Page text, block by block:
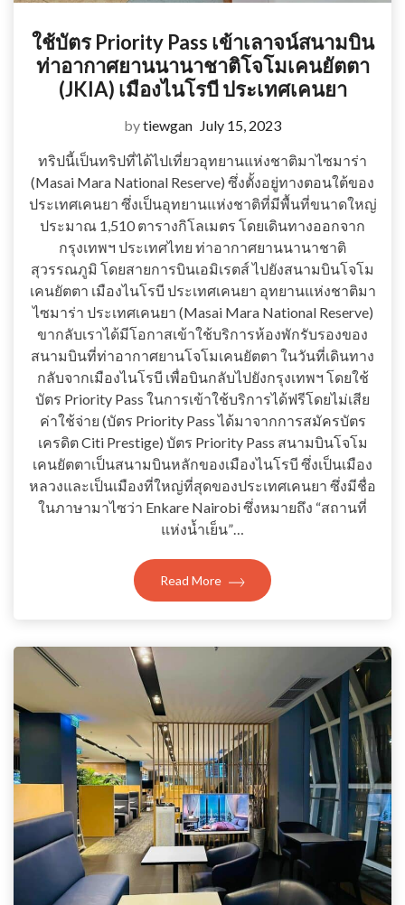
ใช้บัตร Priority Pass เข้าเลาจน์สนามบิน
ท่าอากาศยานนานาชาติโจโมเคนยัตตา
(JKIA) เมืองไนโรบี ประเทศเคนยา
bytiewgan July 15, 2023
ทริปนี้เป็นทริปที่ได้ไปเที่ยวอุทยานแห่งชาติมาไซมาร่า
(Masai Mara National Reserve) ซึ่งตั้งอยู่ทางตอนใต้ของ
ประเทศเคนยา ซึ่งเป็นอุทยานแห่งชาติที่มีพื้นที่ขนาดใหญ่
ประมาณ 1,510 ตารางกิโลเมตร โดยเดินทางออกจาก
กรุงเทพฯ ประเทศไทย ท่าอากาศยานนานาชาติ
สุวรรณภูมิ โดยสายการบินเอมิเรตส์ ไปยังสนามบินโจโม
เคนยัตตา เมืองไนโรบี ประเทศเคนยา อุทยานแห่งชาติมา
ไซมาร่า ประเทศเคนยา (Masai Mara National Reserve)
ขากลับเราได้มีโอกาสเข้าใช้บริการห้องพักรับรองของ
สนามบินที่ท่าอากาศยานโจโมเคนยัตตา ในวันที่เดินทาง
กลับจากเมืองไนโรบี เพื่อบินกลับไปยังกรุงเทพฯ โดยใช้
บัตร Priority Pass ในการเข้าใช้บริการได้ฟรีโดยไม่เสีย
ค่าใช้จ่าย (บัตร Priority Pass ได้มาจากการสมัครบัตร
เครดิต Citi Prestige) บัตร Priority Pass สนามบินโจโม
เคนยัตตาเป็นสนามบินหลักของเมืองไนโรบี ซึ่งเป็นเมือง
หลวงและเป็นเมืองที่ใหญ่ที่สุดของประเทศเคนยา ซึ่งมีชื่อ
ในภาษามาไซว่า Enkare Nairobi ซึ่งหมายถึง “สถานที่
แห่งน้ำเย็น”…
Read More